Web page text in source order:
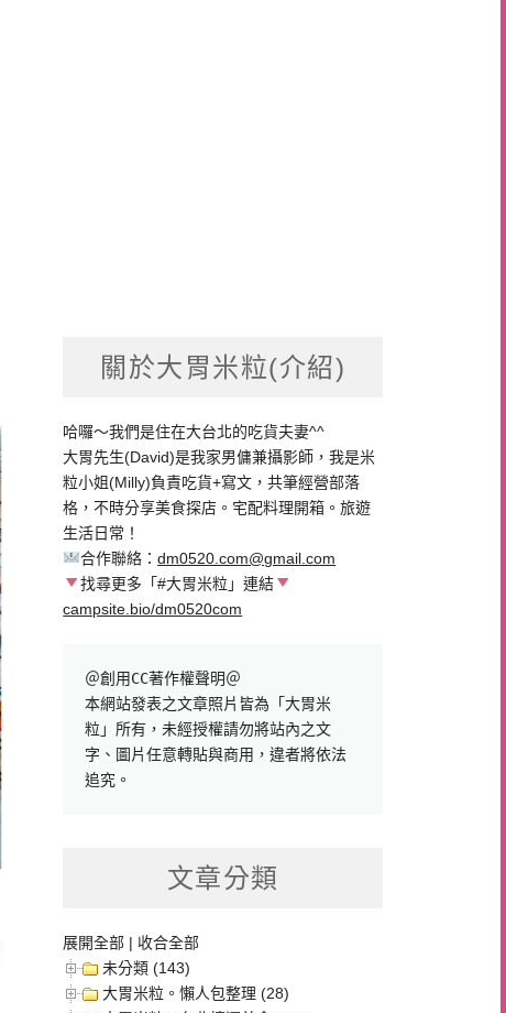
關於大胃米粒(介紹)
哈囉～我們是住在大台北的吃貨夫妻^^
大胃先生(David)是我家男傭兼攝影師，我是米
粒小姐(Milly)負責吃貨+寫文，共筆經營部落
格，不時分享美食探店。宅配料理開箱。旅遊
生活日常！
合作聯絡：dm0520.com@gmail.com
找尋更多「#大胃米粒」連結
campsite.bio/dm0520com
＠創用CC著作權聲明＠
本網站發表之文章照片皆為「大胃米
粒」所有，未經授權請勿將站內之文
字、圖片任意轉貼與商用，違者將依法
追究。
文章分類
展開全部 | 收合全部
未分類 (143)
大胃米粒。懶人包整理 (28)